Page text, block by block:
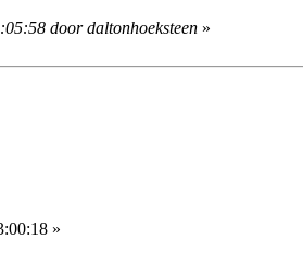
door daltonhoeksteen »
»